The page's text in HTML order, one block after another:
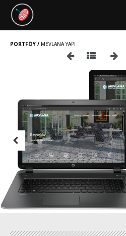
PORTFÖY / MEVLANA YAPI
Previous